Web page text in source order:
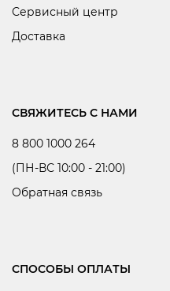
Сервисный центр
Доставка
СВЯЖИТЕСЬ С НАМИ
8 800 1000 264
(ПН-ВС 10:00 - 21:00)
Обратная связь
СПОСОБЫ ОПЛАТЫ